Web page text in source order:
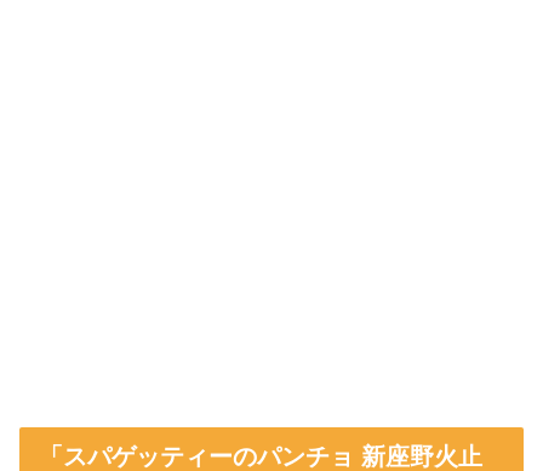
「スパゲッティーのパンチョ 新座野火止